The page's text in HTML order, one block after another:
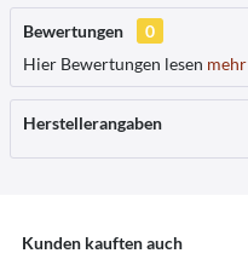
Bewertungen
0
Hier Bewertungen lesen mehr
Herstellerangaben
Kunden kauften auch